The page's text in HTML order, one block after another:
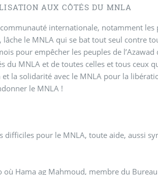
AUX CÔTÉS DU MNLA
internationale, notamment
lâche le MNLA qui se bat tout seul contre
pour empêcher les peuples de
du MNLA et de toutes celles et tous ceux
la solidarité avec le MNLA pour la
le MNLA !
difficiles pour le MNLA, toute aide, aussi
où Hama ag Mahmoud, membre du